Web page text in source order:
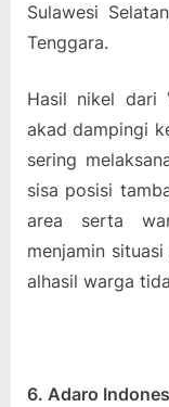
Sulawesi
Tenggara.
Hasil nikel dari
akad dampingi
sering
sisa posisi
area serta
menjamin
alhasil warga
6. Adaro